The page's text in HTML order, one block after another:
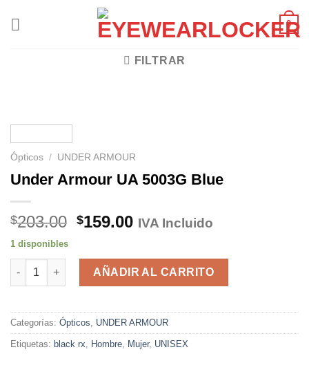
0
FILTRAR
Ópticos / UNDER ARMOUR
Under Armour UA 5003G Blue
$203.00 El
original
era:
$203.00.
$159.00El
actual
es:
$159.00.
IVA Incluido
1 disponibles
Under Armour UA 5003G Blue cantidad
AÑADIR AL CARRITO
Categorías: Ópticos UNDER ARMOUR
Etiquetas: black rx Hombre Mujer, UNISEX